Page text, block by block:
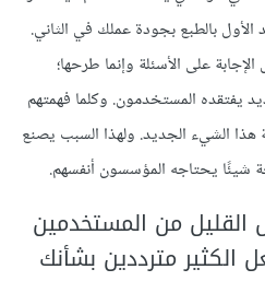
بالطبع بجودة عملك في الثاني.
على الأسئلة وإنما طرحها؛
يفتقده المستخدمون. وكلما فهمتهم
الشيء الجديد. ولهذا السبب يصنع
شيئًا يحتاجه المؤسسون أنفسهم.
القليل من المستخدمين
الكثير مترددين بشأنك